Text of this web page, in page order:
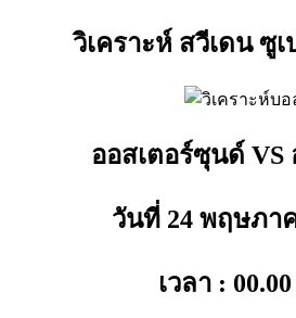
วิเคราะห์ สวีเดน ซูเ
ออสเตอร์ซุนด์ VS
วันที่ 24 พฤษภา
เวลา : 00.00